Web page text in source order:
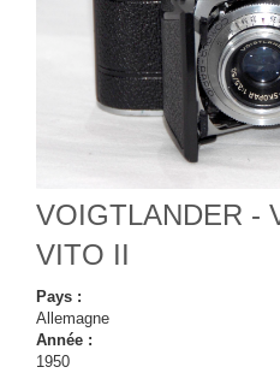
VOIGTLANDER -
VITO II
Pays :
Allemagne
Année :
1950